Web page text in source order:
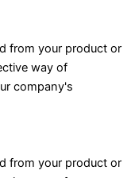
from your product or
way of
company's
from your product or